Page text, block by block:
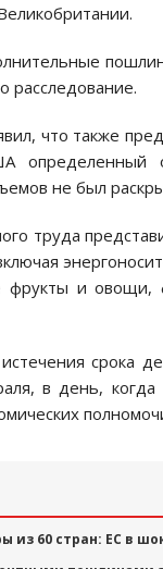
расследование.
что также
не был
труда
и овощи,
срока
в день,
из 60 стран: ЕС в